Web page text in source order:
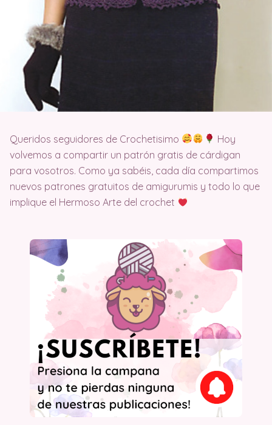
Queridos seguidores de Crochetisimo
Hoy
volvemos a compartir un patrón gratis de cárdigan
para vosotros. Como ya sabéis, cada día compartimos
nuevos patrones gratuitos de amigurumis y todo lo que
implique el Hermoso Arte del crochet